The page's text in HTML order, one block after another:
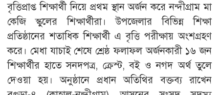
বৃত্তিপ্রাপ্ত শিক্ষার্থী নিয়ে প্রথম স্থান অর্জন করে নন্দীগ্রাম মা
কেজি স্কুলের শিক্ষার্থীরা। উপজেলার বিভিন্ন শিক্ষা
প্রতিষ্ঠানের শতাধিক শিক্ষার্থী এ বৃত্তি পরীক্ষায় অংশগ্রহণ
করে। মেধা যাচাই শেষে শ্রেষ্ঠ ফলাফল অর্জনকারী ১৬ জন
শিক্ষার্থীর হাতে সনদপত্র, ক্রেস্ট, বই ও নগদ অর্থ তুলে
দেওয়া হয়। অনুষ্ঠানে প্রধান অতিথির বক্তব্য রাখেন